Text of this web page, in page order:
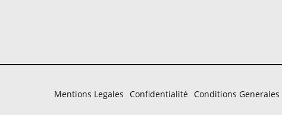
Mentions Legales Confidentialité Conditions Generales